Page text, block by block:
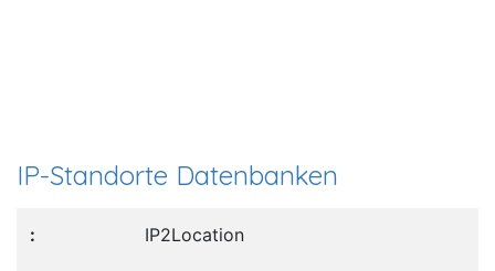
IP-Standorte Datenbanken
IP2Location